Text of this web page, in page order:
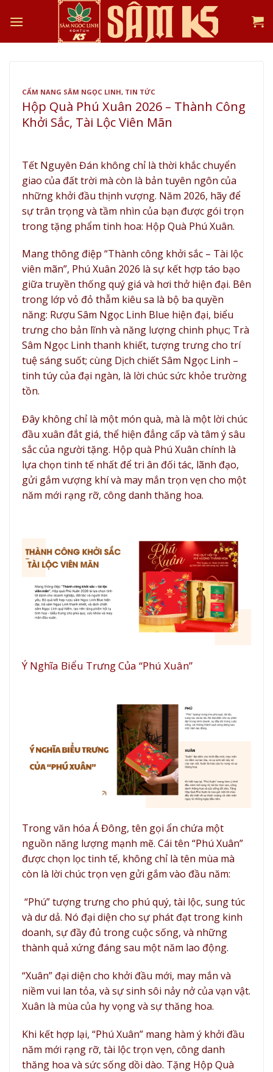
CẨM NANG SÂM NGỌC LINH, TIN TỨC
Hộp Quà Phú Xuân 2026 – Thành Công
Khởi Sắc, Tài Lộc Viên Mãn
Tết Nguyên Đán không chỉ là thời khắc chuyển
giao của đất trời mà còn là bản tuyên ngôn của
những khởi đầu thịnh vượng. Năm 2026, hãy để
sự trân trọng và tầm nhìn của bạn được gói trọn
trong tặng phẩm tinh hoa: Hộp Quà Phú Xuân.
Mang thông điệp “Thành công khởi sắc – Tài lộc
viên mãn”, Phú Xuân 2026 là sự kết hợp táo bạo
giữa truyền thống quý giá và hơi thở hiện đại. Bên
trong lớp vỏ đỏ thẫm kiêu sa là bộ ba quyền
năng: Rượu Sâm Ngọc Linh Blue hiện đại, biểu
trưng cho bản lĩnh và năng lượng chinh phục; Trà
Sâm Ngọc Linh thanh khiết, tượng trưng cho trí
tuệ sáng suốt; cùng Dịch chiết Sâm Ngọc Linh –
tinh túy của đại ngàn, là lời chúc sức khỏe trường
tồn.
Đây không chỉ là một món quà, mà là một lời chúc
đầu xuân đắt giá, thể hiện đẳng cấp và tâm ý sâu
sắc của người tặng. Hộp quà Phú Xuân chính là
lựa chọn tinh tế nhất để tri ân đối tác, lãnh đạo,
gửi gắm vượng khí và may mắn trọn vẹn cho một
năm mới rạng rỡ, công danh thăng hoa.
Ý Nghĩa Biểu Trưng Của “Phú Xuân”
Trong văn hóa Á Đông, tên gọi ẩn chứa một
nguồn năng lượng mạnh mẽ. Cái tên “Phú Xuân”
được chọn lọc tinh tế, không chỉ là tên mùa mà
còn là lời chúc trọn vẹn gửi gắm vào đầu năm:
“Phú” tượng trưng cho phú quý, tài lộc, sung túc
và dư dả. Nó đại diện cho sự phát đạt trong kinh
doanh, sự đầy đủ trong cuộc sống, và những
thành quả xứng đáng sau một năm lao động.
“Xuân” đại diện cho khởi đầu mới, may mắn và
niềm vui lan tỏa, và sự sinh sôi nảy nở của vạn vật.
Xuân là mùa của hy vọng và sự thăng hoa.
Khi kết hợp lại, “Phú Xuân” mang hàm ý khởi đầu
năm mới rạng rỡ, tài lộc trọn vẹn, công danh
thăng hoa và sức sống dồi dào. Tặng Hộp Quà